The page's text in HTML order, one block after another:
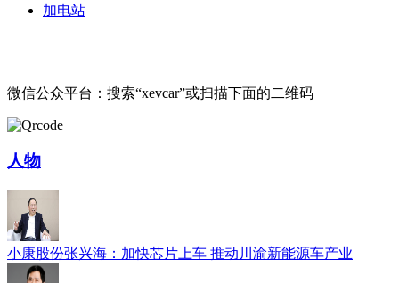
加电站
微信公众平台：搜索“xevcar”或扫描下面的二维码
人物
小康股份张兴海：加快芯片上车 推动川渝新能源车产业